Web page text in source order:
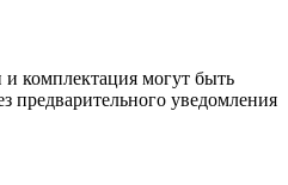
и комплектация могут быть
предварительного уведомления